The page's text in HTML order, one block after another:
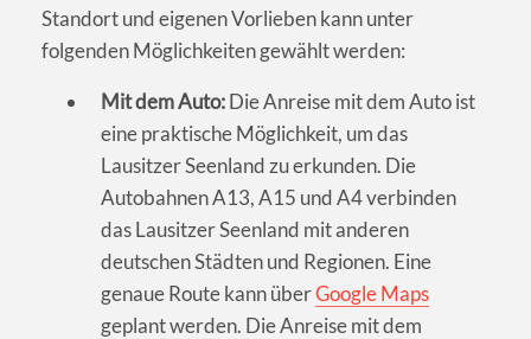
Standort und eigenen Vorlieben kann unter
folgenden Möglichkeiten gewählt werden:
Mit dem Auto:Die Anreise mit dem Auto ist
eine praktische Möglichkeit, um das
Lausitzer Seenland zu erkunden. Die
Autobahnen A13, A15 und A4 verbinden
das Lausitzer Seenland mit anderen
deutschen Städten und Regionen. Eine
genaue Route kann überGoogle Maps
geplant werden. Die Anreise mit dem